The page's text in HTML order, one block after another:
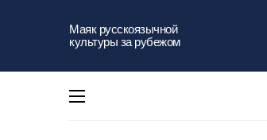
Маяк русскоязычной
культуры за рубежом